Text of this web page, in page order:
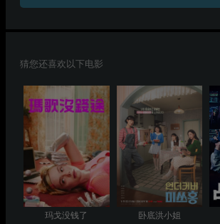
猜您还喜欢以下电影
玛戈没钱了 卧底洪小姐